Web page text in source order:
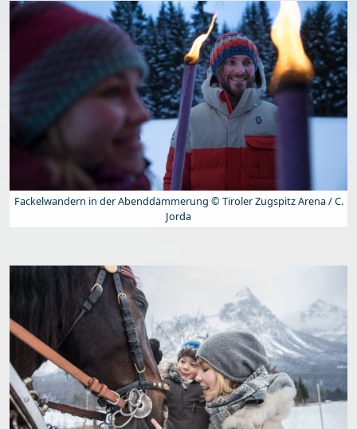
Fackelwandern in der Abenddämmerung © Tiroler Zugspitz Arena / C.
Jorda